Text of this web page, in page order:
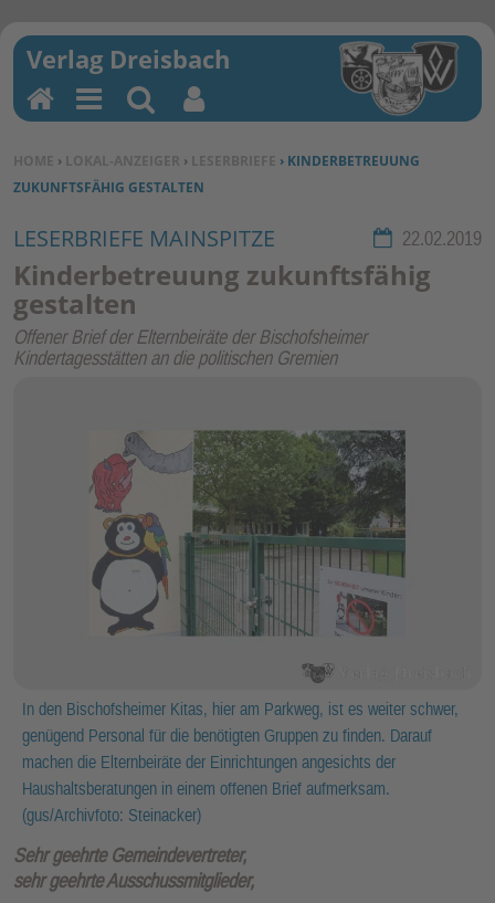
SIE BEFINDEN SICH HIER:
HOME › LOKAL-ANZEIGER › LESERBRIEFE › KINDERBETREUUNG
ZUKUNFTSFÄHIG GESTALTEN
Rubrik:
LESERBRIEFE MAINSPITZE 22.02.2019
Kinderbetreuung zukunftsfähig
gestalten
Offener Brief der Elternbeiräte der Bischofsheimer
Kindertagesstätten an die politischen Gremien
In den Bischofsheimer Kitas, hier am Parkweg, ist es weiter schwer,
genügend Personal für die benötigten Gruppen zu finden. Darauf
machen die Elternbeiräte der Einrichtungen angesichts der
Haushaltsberatungen in einem offenen Brief aufmerksam.
(gus/Archivfoto: Steinacker)
Sehr geehrte Gemeindevertreter,
sehr geehrte Ausschussmitglieder,
H
o
m
M
en
u
Su
ch
en
Be
nu
tz
un
kti
on
en